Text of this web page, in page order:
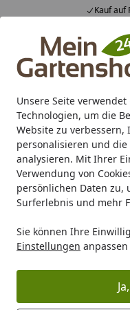
Unsere Seite
Technologien, um die
Website zu
personalisieren und
analysieren. Mit Ihrer
Verwendung von
persönlichen Daten zu,
Surferlebnis und mehr
Sie können Ihre
Einstellungen
Kauf auf
Alle Produkte
Mein Konto
Suchen
Karibu Pools inkl.
Starterset
Startseite
Zaun Schmuckzaun
T&J
Ihre